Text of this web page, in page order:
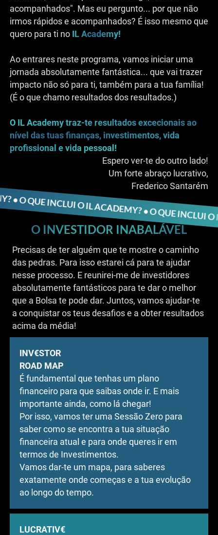
acompanhados". Mas eu pergunto... por que não
irmos rápidos e acompanhados? É isso mesmo que
quero para ti no IL Academy!
Ao entrares neste programa, vamos iniciar uma
jornada absolutamente fantástica... que vai trazer
impacto não só para ti, também para a tua família!
(É o que chamo resultados dos resultados.)
O IL Academy traz-te resultados excecionais ao
nível das tuas finanças, investimentos, vida
profissional e vida pessoal!
Espero ver-te do outro lado!
Um forte abraço lucrativo,
Frederico Santarém
ACADEMY? • O QUE INCLUI O
O INVESTIDOR INABALÁVEL
Precisas de ter alguém que te mostre o caminho
das pedras. Para isso estarei cá para te ajudar
nesse processo. E reunirei-me de investidores
absolutamente fantásticos para te dar o melhor
que a Bolsa te pode dar. Juntos, vamos ajudar-te
a conquistar os teus desafios e a obter resultados
acima da média!
INV€STOR
ROAD MAP
É fundamental que tenhas um plano
financeiro para que saibas onde ir. E mais
importante ainda, como lá chegar!
Por isso, vamos ter uma Sessão Zero para
saber como se encontra a tua situação
financeira atual e para onde queres ir em
termos de Investimentos.
Vamos dar-te um mapa, para saberes
exatamente onde começas e a tua evolução
ao longo do tempo.
LUCRATIV€